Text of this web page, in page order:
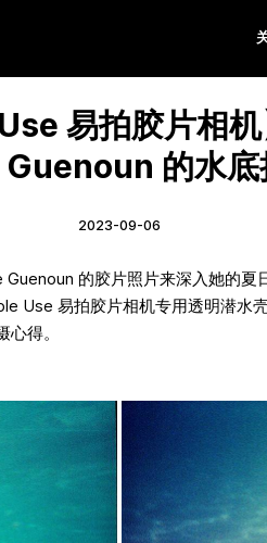
易拍胶片相
的水底
2023-09-06
的胶片照片来深入她的夏
Use 易拍胶片相机专用透明潜水
得。